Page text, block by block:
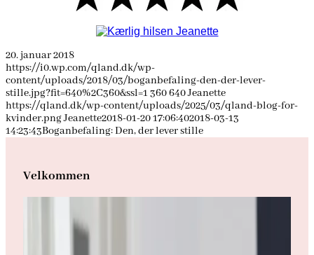
20. januar 2018
https://i0.wp.com/qland.dk/wp-
content/uploads/2018/03/boganbefaling-den-der-lever-
stille.jpg?fit=640%2C360&ssl=1 360640Jeanette
https://qland.dk/wp-content/uploads/2025/03/qland-blog-for-
kvinder.pngJeanette2018-01-20 17:06:402018-03-13
14:23:43Boganbefaling: Den, der lever stille
Velkommen